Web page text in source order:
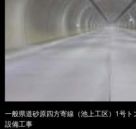
一般県道砂原四方寄線（池上工区）1号
設備工事